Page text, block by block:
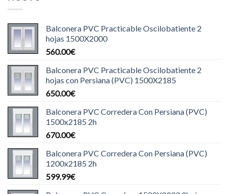
Balconera PVC Practicable Oscilobatiente 2
hojas 1500X2000
560.00€
Balconera PVC Practicable Oscilobatiente 2
hojas con Persiana (PVC) 1500X2185
650.00€
Balconera PVC Corredera Con Persiana (PVC)
1500x2185 2h
670.00€
Balconera PVC Corredera Con Persiana (PVC)
1200x2185 2h
599.99€